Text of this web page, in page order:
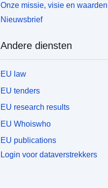
Onze missie, visie en waarden
Nieuwsbrief
Andere diensten
EU law
EU tenders
EU research results
EU Whoiswho
EU publications
Login voor dataverstrekkers